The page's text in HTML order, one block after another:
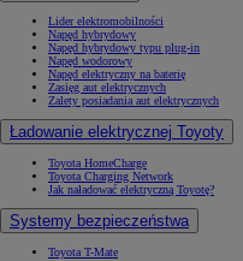
Lider elektromobilności
Napęd hybrydowy
Napęd hybrydowy typu plug-in
Napęd wodorowy
Napęd elektryczny na baterię
Zasięg aut elektrycznych
Zalety posiadania aut elektrycznych
Ładowanie elektrycznej Toyoty
Toyota HomeCharge
Toyota Charging Network
Jak naładować elektryczną Toyotę?
Systemy bezpieczeństwa
Toyota T-Mate